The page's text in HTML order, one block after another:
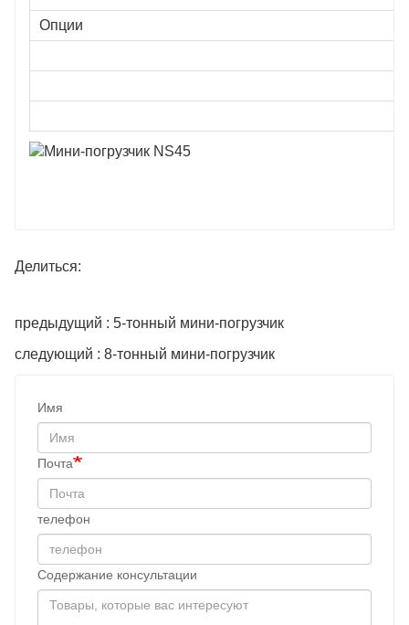
Опции
Делиться:
предыдущий : 5-тонный мини-погрузчик
следующий : 8-тонный мини-погрузчик
Имя
Почта
телефон
Содержание консультации